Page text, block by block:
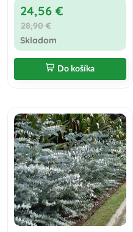
24,56 €
28,90 €
Skladom
Do košíka